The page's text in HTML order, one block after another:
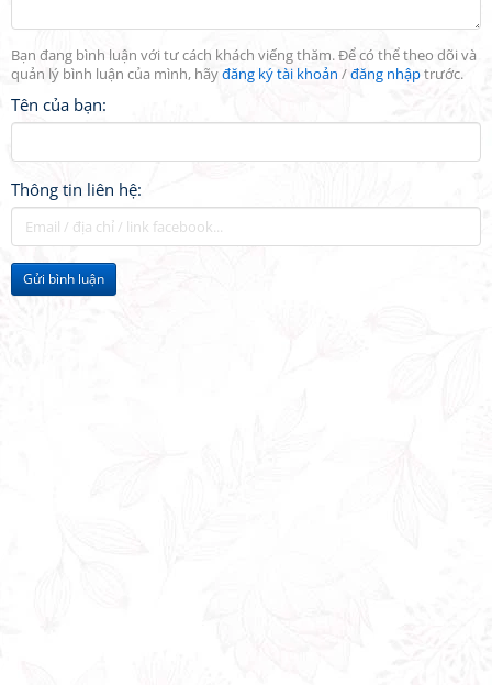
Bạn đang bình luận với tư cách khách viếng thăm. Để có thể theo dõi và
quản lý bình luận của mình, hãyđăng ký tài khoản /đăng nhậptrước.
Tên của bạn:
Thông tin liên hệ:
Gửi bình luận